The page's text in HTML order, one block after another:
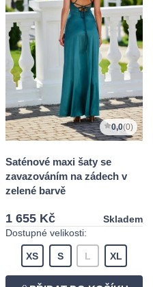
0,0(0)
Saténové maxi šaty se
zavazováním na zádech v
zelené barvě
1 655 Kč
Skladem
Dostupné velikosti:
XS S L XL